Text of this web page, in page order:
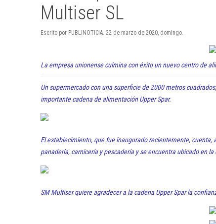
Multiser SL
Escrito por PUBLINOTICIA. 22 de marzo de 2020, domingo.
La empresa unionense culmina con éxito un nuevo centro de
Un supermercado con una superficie de 2000 metros
importante cadena de alimentación Upper Spar.
El establecimiento, que fue inaugurado recientemente,
panadería, carnicería y pescadería y se encuentra ubicado en
SM Multiser quiere agradecer a la cadena Upper Spar la